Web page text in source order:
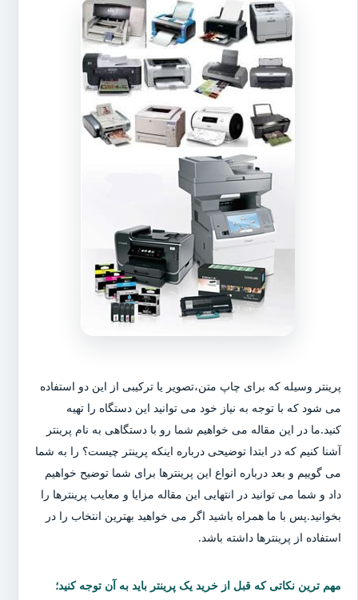
پرینتر وسیله که برای چاپ متن،تصویر یا ترکیبی از این دو استفاده
می شود که با توجه به نیاز خود می توانید این دستگاه را تهیه
کنید.ما در این مقاله می خواهیم شما رو با دستگاهی به نام پرینتر
آشنا کنیم که در ابتدا توضیحی درباره اینکه پرینتر چیست؟ را به شما
می گوییم و بعد درباره انواع این پرینترها برای شما توضیح خواهیم
داد و شما می توانید در انتهایی این مقاله مزایا و معایب پرینترها را
بخوانید.پس با ما همراه باشید اگر می خواهید بهترین انتخاب را در
استفاده از پرینترها داشته باشد.
مهم ترین نکاتی که قبل از خرید یک پرینتر باید به آن توجه کنید؛